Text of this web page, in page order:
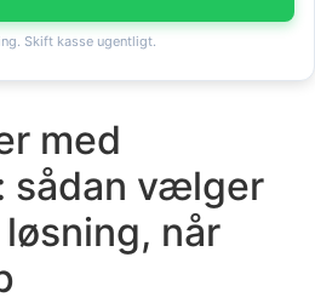
Skift kasse ugentligt.
med
vælger
når